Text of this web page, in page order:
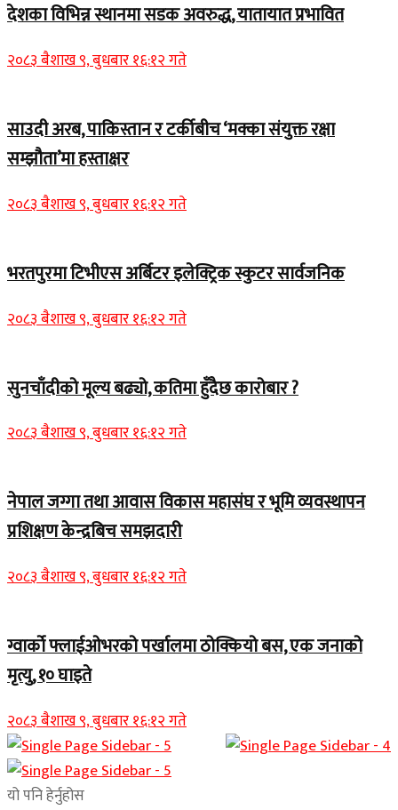
देशका विभिन्न स्थानमा सडक अवरुद्ध, यातायात प्रभावित
२०८३ बैशाख ९, बुधबार १६:१२ गते
साउदी अरब, पाकिस्तान र टर्कीबीच ‘मक्का संयुक्त रक्षा
सम्झौता’मा हस्ताक्षर
२०८३ बैशाख ९, बुधबार १६:१२ गते
भरतपुरमा टिभीएस अर्बिटर इलेक्ट्रिक स्कुटर सार्वजनिक
२०८३ बैशाख ९, बुधबार १६:१२ गते
सुनचाँदीको मूल्य बढ्यो, कतिमा हुँदैछ कारोबार ?
२०८३ बैशाख ९, बुधबार १६:१२ गते
नेपाल जग्गा तथा आवास विकास महासंघ र भूमि व्यवस्थापन
प्रशिक्षण केन्द्रबिच समझदारी
२०८३ बैशाख ९, बुधबार १६:१२ गते
ग्वार्को फ्लाईओभरको पर्खालमा ठोक्कियो बस, एक जनाको
मृत्यु, १० घाइते
२०८३ बैशाख ९, बुधबार १६:१२ गते
यो पनि हेर्नुहोस